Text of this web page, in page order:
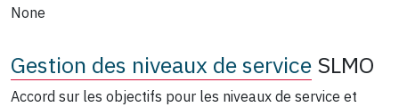
None
Gestion des niveaux de service SLMO
Accord sur les objectifs pour les niveaux de service et